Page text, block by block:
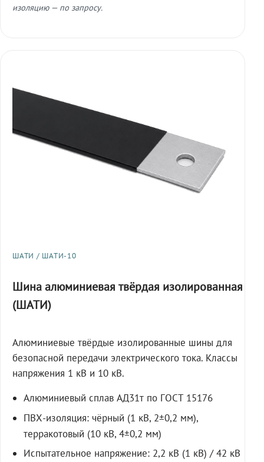
изоляцию — по запросу.
ШАТИ / ШАТИ-10
Шина алюминиевая твёрдая изолированная
(ШАТИ)
Алюминиевые твёрдые изолированные шины для
безопасной передачи электрического тока. Классы
напряжения 1 кВ и 10 кВ.
Алюминиевый сплав АД31т по ГОСТ 15176
ПВХ-изоляция: чёрный (1 кВ, 2±0,2 мм),
терракотовый (10 кВ, 4±0,2 мм)
Испытательное напряжение: 2,2 кВ (1 кВ) / 42 кВ